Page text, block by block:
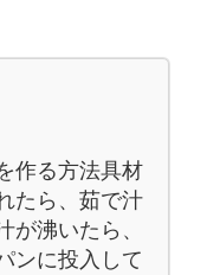
作る方法具材
たら、茹で汁
沸いたら、
ンに投入して